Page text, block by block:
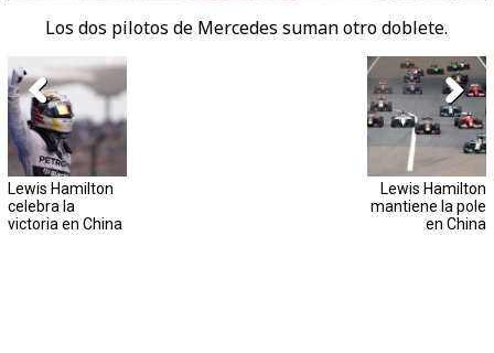
Los dos pilotos de Mercedes suman otro doblete.
Lewis Hamilton
celebra la
victoria en China
Lewis Hamilton
mantiene la pole
en China